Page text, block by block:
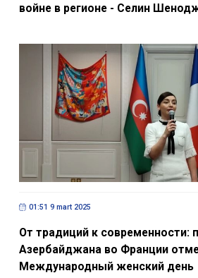
войне в регионе - Селин
01:51 9 mart 2025
От традиций к современности:
Азербайджана во Франции
Международный женский день